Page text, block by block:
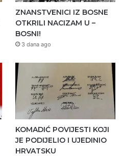
ZNANSTVENICI IZ BOSNE
OTKRILI NACIZAM U –
BOSNI!
3 dana ago
KOMADIĆ POVIJESTI KOJI
JE PODIJELIO I UJEDINIO
HRVATSKU